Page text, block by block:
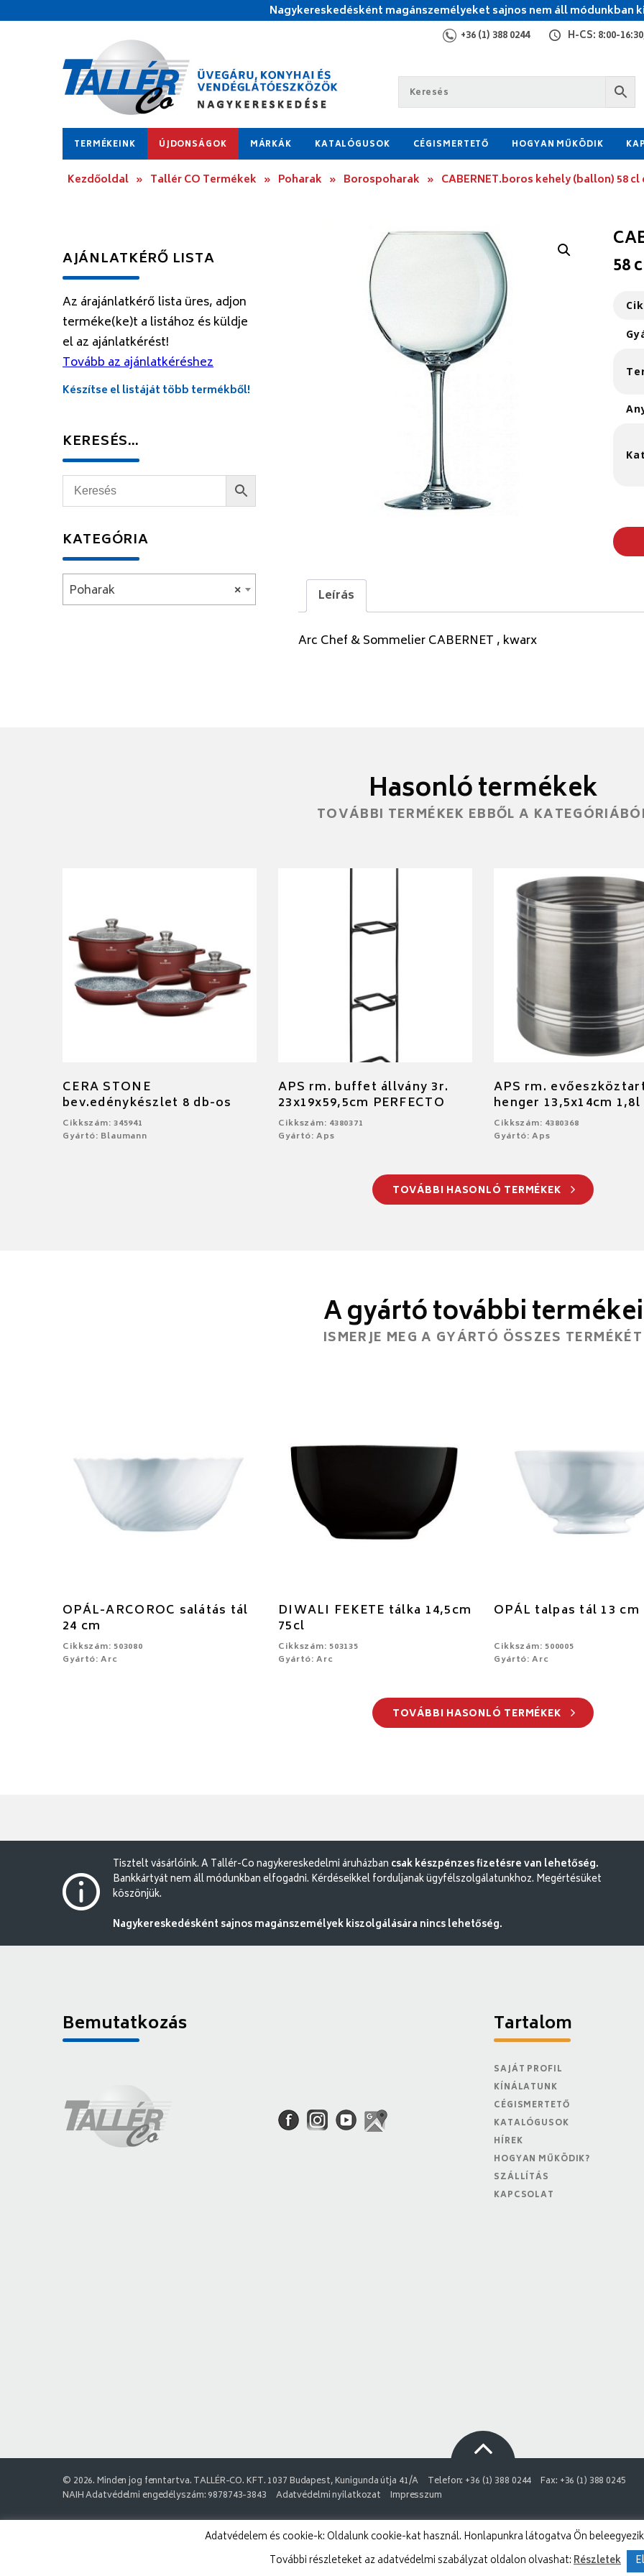
Nagykereskedésként magánszemélyeket sajnos nem áll módunkban
+36 (1) 388 0244 H-CS: 8:00-
TERMÉKEINK ÚJDONSÁGOK MÁRKÁK KATALÓGUSOK CÉGISMERTETŐ HOGYAN MŰKÖDIK
Kezdőoldal » Tallér CO Termékek » Poharak » Borospoharak » CABERNET.boros kehely (ballon) 58 cl
58
Leírás
Arc Chef & Sommelier CABERNET , kwarx
AJÁNLATKÉRŐ LISTA
Az árajánlatkérő lista üres, adjon
terméke(ke)t a listához és küldje
el az ajánlatkérést!
Tovább az ajánlatkéréshez
Készítse el listáját több termékből!
KERESÉS…
KATEGÓRIA
×
Poharak
Hasonló termékek
TOVÁBBI TERMÉKEK EBBŐL A
CERA STONE
bev.edénykészlet 8 db-os
Cikkszám: 345941
Gyártó: Blaumann
APS rm. buffet állvány 3r.
23x19x59,5cm PERFECTO
Cikkszám: 4380371
Gyártó: Aps
APS rm.
henger 13,5x14cm 1,8l
Cikkszám: 4380368
Gyártó: Aps
TOVÁBBI HASONLÓ TERMÉKEK
A gyártó további termékei
ISMERJE MEG A GYÁRTÓ ÖSSZES TERMÉKÉT
OPÁL-ARCOROC salátás tál
24 cm
Cikkszám: 503080
Gyártó: Arc
DIWALI FEKETE tálka 14,5cm
75cl
Cikkszám: 503135
Gyártó: Arc
OPÁL talpas tál 13 cm
Cikkszám: 500005
Gyártó: Arc
TOVÁBBI HASONLÓ TERMÉKEK
Tisztelt vásárlóink. A Tallér-Co nagykereskedelmi áruházban csak készpénzes fizetésre van lehetőség.
Bankkártyát nem áll módunkban elfogadni. Kérdéseikkel forduljanak ügyfélszolgálatunkhoz. Megértésüket
köszönjük.
Nagykereskedésként sajnos magánszemélyek kiszolgálására nincs lehetőség.
Bemutatkozás Tartalom
SAJÁT PROFIL
KÍNÁLATUNK
CÉGISMERTETŐ
KATALÓGUSOK
HÍREK
HOGYAN MŰKÖDIK?
SZÁLLÍTÁS
KAPCSOLAT
© 2026. Minden jog fenntartva. TALLÉR-CO. KFT. 1037 Budapest, Kunigunda útja 41/A Telefon: +36 (1) 388 0244
Fax: +36 (1) 388 0245
NAIH Adatvédelmi engedélyszám: 9878743-3843
Adatvédelmi nyilatkozat Impresszum
Adatvédelem és cookie-k: Oldalunk cookie-kat használ. Honlapunkra látogatva Ön
További részleteket az adatvédelmi szabályzat oldalon olvashat:Részletek